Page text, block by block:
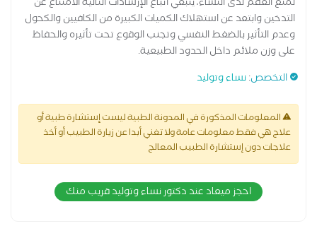
لمنع العقم لدى النساء، ينبغي اتباع الإرشادات التالية الامتناع عن
التدخين وابتعد عن استهلاك الكميات الكبيرة من الكافيين والكحول
وعدم التأثير بالضغط النفسي وتجنب الوقوع تحت تأثيره والحفاظ
على وزن ملائم داخل الحدود الطبيعية.
التخصص:نساء وتوليد
المعلومات المذكورة في المدونة الطبية ليست إستشارة طبية أو
علاج هي فقط معلومات عامة ولا تغني أبدا عن زيارة الطبيب أو أخذ
علاجات دون إستشارة الطبيب المعالج
احجز ميعاد عند دكتور نساء وتوليد قريب منك